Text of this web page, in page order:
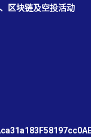
区块链及空投活动